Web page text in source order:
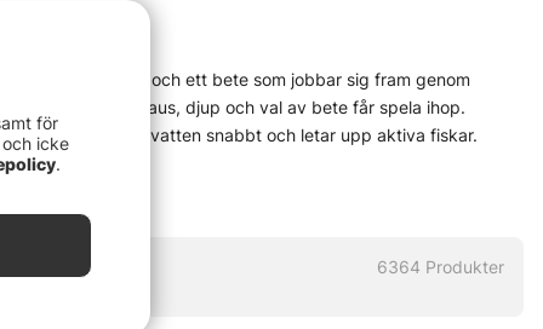
eller multirulle, och ett bete som jobbar sig fram genom
— när fart, paus, djup och val av bete får spela ihop.
att betet täcker vatten snabbt och letar upp aktiva fiskar.
vatten och hur fisken står. Rätt verktyg gör jobbet lättare,
igång utan krångel till välkända produkter och prylar för mer
för verkligt fiske — inte bara för fin hylla. Det här är en metod
6364 Produkter
för
icke
.